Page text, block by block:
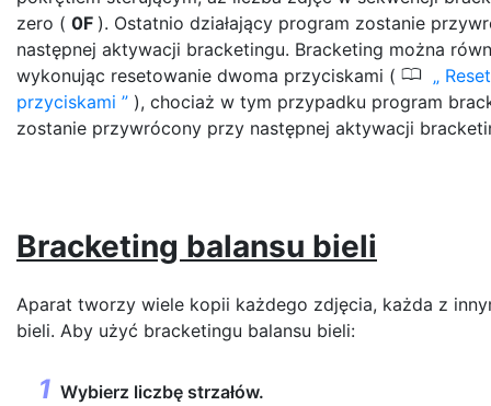
zero ( 0F ). Ostatnio działający program zostanie
następnej aktywacji bracketingu. Bracketing można
wykonując resetowanie dwoma przyciskami ( 0
przyciskami
), chociaż w tym przypadku program
zostanie przywrócony przy następnej aktywacji
Bracketing balansu bieli
Aparat tworzy wiele kopii każdego zdjęcia, każda z
bieli. Aby użyć bracketingu balansu bieli:
Wybierz liczbę strzałów.